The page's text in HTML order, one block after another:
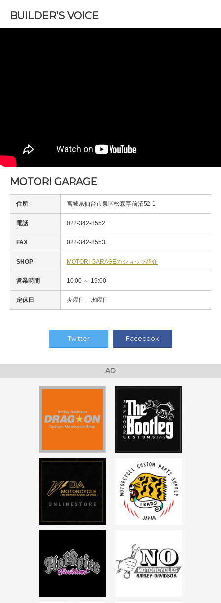
BUILDER’S VOICE
MOTORI GARAGE
住所 宮城県仙台市泉区松森字前沼52-1
電話 022-342-8552
FAX 022-342-8553
SHOP MOTORI GARAGEのショップ紹介
営業時間 10:00 ～ 19:00
定休日 火曜日、水曜日
Twitter Facebook
AD